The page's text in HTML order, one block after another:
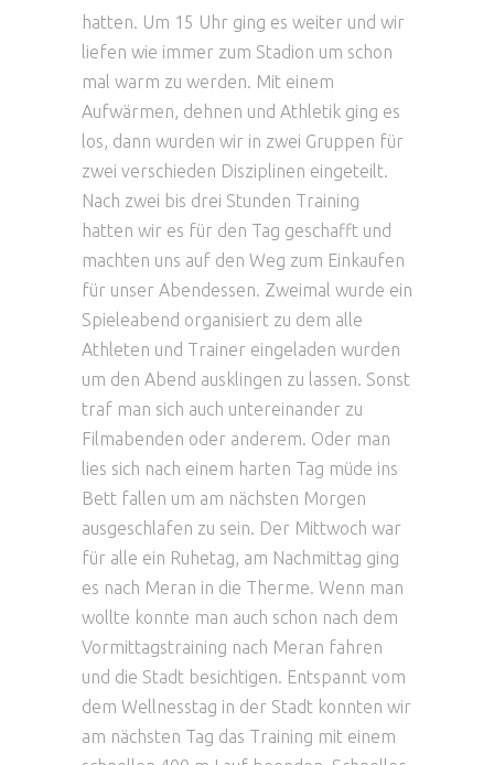
hatten. Um 15 Uhr ging es weiter und wir
liefen wie immer zum Stadion um schon
mal warm zu werden. Mit einem
Aufwärmen, dehnen und Athletik ging es
los, dann wurden wir in zwei Gruppen für
zwei verschieden Disziplinen eingeteilt.
Nach zwei bis drei Stunden Training
hatten wir es für den Tag geschafft und
machten uns auf den Weg zum Einkaufen
für unser Abendessen. Zweimal wurde ein
Spieleabend organisiert zu dem alle
Athleten und Trainer eingeladen wurden
um den Abend ausklingen zu lassen. Sonst
traf man sich auch untereinander zu
Filmabenden oder anderem. Oder man
lies sich nach einem harten Tag müde ins
Bett fallen um am nächsten Morgen
ausgeschlafen zu sein. Der Mittwoch war
für alle ein Ruhetag, am Nachmittag ging
es nach Meran in die Therme. Wenn man
wollte konnte man auch schon nach dem
Vormittagstraining nach Meran fahren
und die Stadt besichtigen. Entspannt vom
dem Wellnesstag in der Stadt konnten wir
am nächsten Tag das Training mit einem